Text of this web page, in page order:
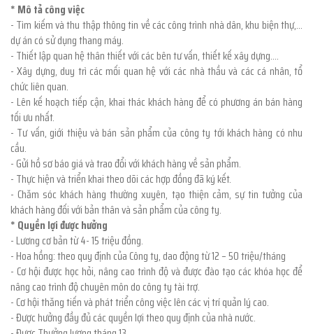
* Mô tả công việc
- Tìm kiếm và thu thập thông tin về các công trình nhà dân, khu biện thự,...
dự án có sử dụng thang máy.
- Thiết lập quan hệ thân thiết với các bên tư vấn, thiết kế xây dựng....
- Xây dựng, duy trì các mối quan hệ với các nhà thầu và các cá nhân, tổ
chức liên quan.
- Lên kế hoạch tiếp cận, khai thác khách hàng để có phương án bán hàng
tối ưu nhất.
- Tư vấn, giới thiệu và bán sản phẩm của công ty tới khách hàng có nhu
cầu.
- Gửi hồ sơ báo giá và trao đổi với khách hàng về sản phẩm.
- Thực hiện và triển khai theo dõi các hợp đồng đã ký kết.
- Chăm sóc khách hàng thường xuyên, tạo thiện cảm, sự tin tưởng của
khách hàng đối với bản thân và sản phẩm của công ty.
* Quyền lợi được hưởng
- Lương cơ bản từ 4- 15 triệu đồng.
- Hoa hồng: theo quy định của Công ty, dao động từ 12 – 50 triệu/tháng
- Cơ hội được học hỏi, nâng cao trình độ và được đào tạo các khóa học để
nâng cao trình độ chuyên môn do công ty tài trợ.
- Cơ hội thăng tiến và phát triển công việc lên các vị trí quản lý cao.
- Được hưởng đầy đủ các quyền lợi theo quy định của nhà nước.